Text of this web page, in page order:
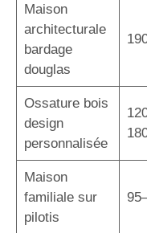
Maison
architecturale
bardage
douglas
Ossature bois
design
personnalisée
Maison
familiale sur
pilotis